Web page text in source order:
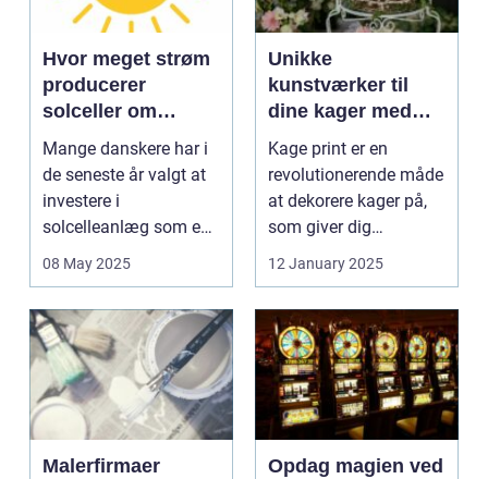
Hvor meget strøm
producerer
solceller om
vinteren?
Mange danskere har i
de seneste år valgt at
investere i
solcelleanlæg som en
bæred...
08 May 2025
Unikke
kunstværker til
dine kager med
kage print
Kage print er en
revolutionerende måde
at dekorere kager på,
som giver dig
mulighed for ...
12 January 2025
Malerfirmaer
Opdag magien ved